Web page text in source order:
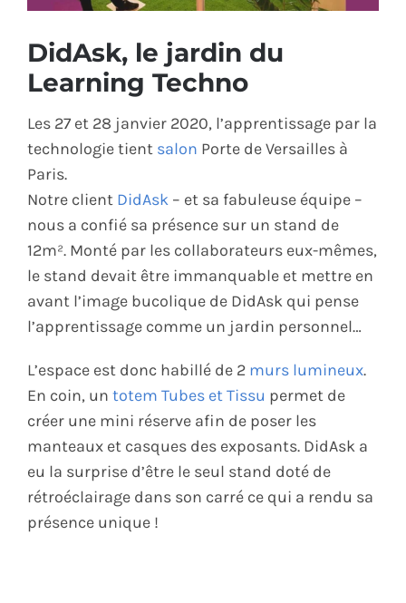
CONTACT
DidAsk, le jardin du
Learning Techno
Les 27 et 28 janvier 2020, l’apprentissage par la
technologie tient salon Porte de Versailles à
Paris.
Notre client DidAsk – et sa fabuleuse équipe –
nous a confié sa présence sur un stand de
12m². Monté par les collaborateurs eux-mêmes,
le stand devait être immanquable et mettre en
avant l’image bucolique de DidAsk qui pense
l’apprentissage comme un jardin personnel…
L’espace est donc habillé de 2 murs lumineux.
En coin, un totem Tubes et Tissu permet de
créer une mini réserve afin de poser les
manteaux et casques des exposants. DidAsk a
eu la surprise d’être le seul stand doté de
rétroéclairage dans son carré ce qui a rendu sa
présence unique !